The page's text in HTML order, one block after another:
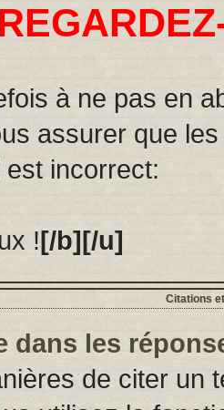
à ne pas en
assurer que
incorrect:
![/b][/u]
Citations
dans les
de citer un